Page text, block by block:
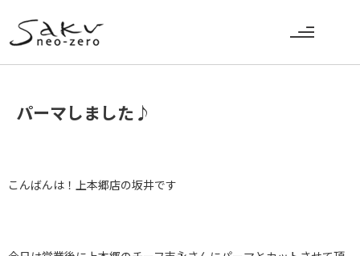
パーマしました♪
こんばんは！上本郷店の坂井です